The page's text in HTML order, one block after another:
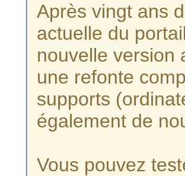
Après vingt ans
actuelle du
nouvelle version
une refonte
supports
également de
Vous pouvez